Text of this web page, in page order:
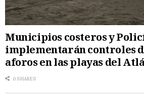
Municipios costeros y
implementarán controles
aforos en las playas del
0 SHARES